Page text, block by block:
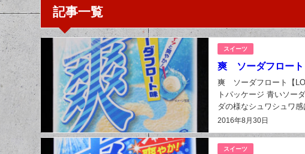
記事一覧
スイーツ
爽 ソーダフロート
2016年8月30日
爽 ソーダフロート【
トパッケージ 青いソー
ダの様なシュワシュワ
合わせて食べると程よ
スイーツ